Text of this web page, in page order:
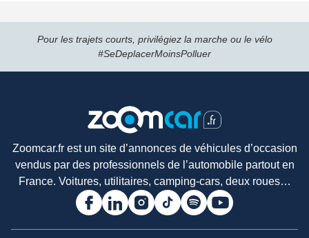
Pour les trajets courts, privilégiez la marche ou le vélo
#SeDeplacerMoinsPolluer
Zoomcar.fr est un site d’annonces de véhicules d’occasion
vendus par des professionnels de l’automobile partout en
France. Voitures, utilitaires, camping-cars, deux roues…